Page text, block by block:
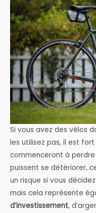
Si vous avez des vélos
les utilisez pas, il est
commenceront à
puissent se détériorer,
un risque si vous
mais cela représente
d’investissement,